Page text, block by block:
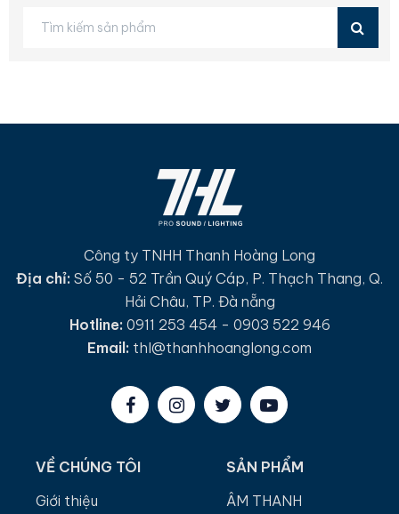
Công ty TNHH Thanh Hoàng Long
Địa chỉ: Số 50 - 52 Trần Quý Cáp, P. Thạch Thang, Q.
Hải Châu, TP. Đà nẵng
Hotline: 0911 253 454 - 0903 522 946
Email: thl@thanhhoanglong.com
VỀ CHÚNG TÔI
Giới thiệu
SẢN PHẨM
ÂM THANH